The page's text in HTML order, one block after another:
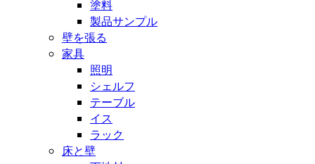
塗料
製品サンプル
壁を張る
家具
照明
シェルフ
テーブル
イス
ラック
床と壁